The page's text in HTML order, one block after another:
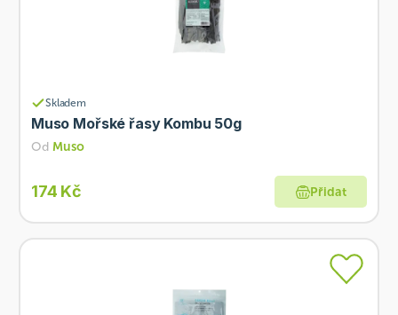
Skladem
Muso Mořské řasy Kombu 50g
Od Muso
174 Kč Přidat